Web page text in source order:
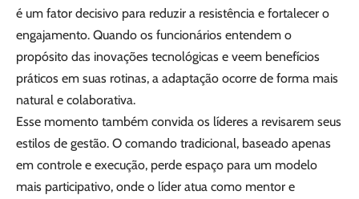
é um fator decisivo para reduzir a resistência e fortalecer o
engajamento. Quando os funcionários entendem o
propósito das inovações tecnológicas e veem benefícios
práticos em suas rotinas, a adaptação ocorre de forma mais
natural e colaborativa.
Esse momento também convida os líderes a revisarem seus
estilos de gestão. O comando tradicional, baseado apenas
em controle e execução, perde espaço para um modelo
mais participativo, onde o líder atua como mentor e